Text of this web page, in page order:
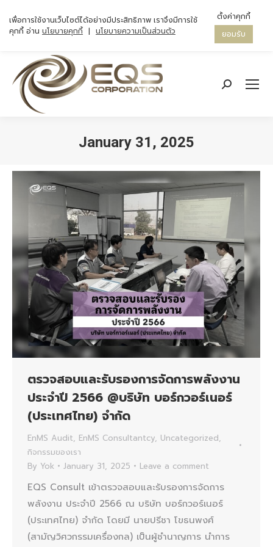
Search:
January 31, 2025
ตรวจสอบและรับรองการจัดการพลังงาน
ประจำปี 2566 @บริษัท บอร์กวอร์เนอร์
(ประเทศไทย) จำกัด
EnMS Audit, EnMS Consultantcy, Uncategorized,
กิจกรรมของเรา
By Yok January 31, 2025 Leave a comment
EQS Consult เข้าตรวจสอบและรับรองการจัดการ
พลังงาน ประจำปี 2566 ณ บริษัท บอร์กวอร์เนอร์
(ประเทศไทย) จำกัด โดยมี นายปรีชา โขธนพงศ์
(สามัญวิศวกรรมเครื่องกล) เป็นผู้ชำนาญการ นำการ
เพื่อการใช้งานเว็บไซต์ได้อย่างมีประสิทธิภาพ เราจึงมีการใช้
คุกกี้ อ่าน นโยบายคุกกี้ | นโยบายความเป็นส่วนตัว
ตั้งค่าคุกกี้
ยอมรับ